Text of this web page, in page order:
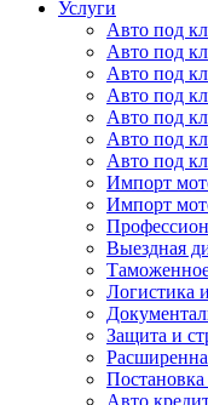
Услуги
Авто под
Авто под
Авто под
Авто под
Авто под
Авто под
Авто под
Импорт
Импорт
Выездная
Логистика
Защита и
Авто